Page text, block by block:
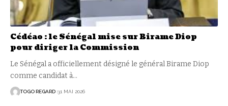
Cédéao : le Sénégal mise sur Birame Diop
pour diriger la Commission
Le Sénégal a officiellement désigné le général Birame Diop
comme candidat à…
TOGO REGARD 31 MAI 2026